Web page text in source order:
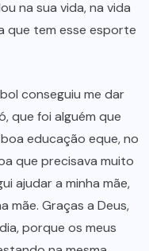
na sua vida, na vida
que tem esse esporte
conseguiu me dar
que foi alguém que
educação eque, no
que precisava muito
ajudar a minha mãe,
mãe. Graças a Deus,
porque os meus